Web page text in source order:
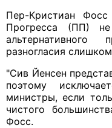
Пер-Кристиан
Прогресса (ПП)
альтернативного
разногласия
"Сив Йенсен
поэтому
министры, если
чистого
Фосс.